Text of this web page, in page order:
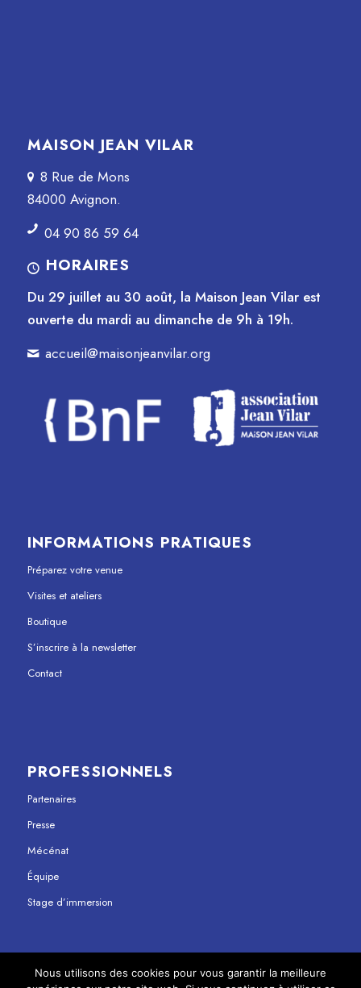
MAISON JEAN VILAR
8 Rue de Mons
84000 Avignon.
04 90 86 59 64
HORAIRES
Du 29 juillet au 30 août, la Maison Jean Vilar est
ouverte du mardi au dimanche de 9h à 19h.
accueil@maisonjeanvilar.org
INFORMATIONS PRATIQUES
Préparez votre venue
Visites et ateliers
Boutique
S’inscrire à la newsletter
Contact
PROFESSIONNELS
Partenaires
Presse
Mécénat
Équipe
Stage d’immersion
Nous utilisons des cookies pour vous garantir la meilleure